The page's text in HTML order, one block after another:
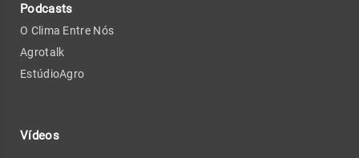
Podcasts
O Clima Entre Nós
Agrotalk
EstúdioAgro
Vídeos